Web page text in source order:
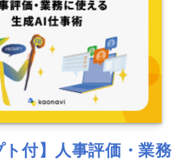
ト付】人事評価・業務